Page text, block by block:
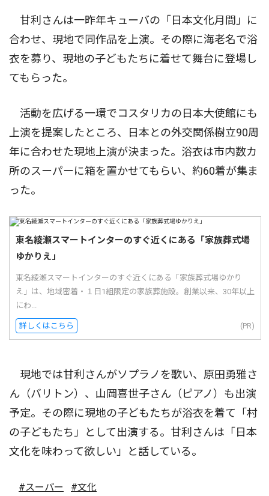
甘利さんは一昨年キューバの「日本文化月間」に
合わせ、現地で同作品を上演。その際に海老名で浴
衣を募り、現地の子どもたちに着せて舞台に登場し
てもらった。
活動を広げる一環でコスタリカの日本大使館にも
上演を提案したところ、日本との外交関係樹立90周
年に合わせた現地上演が決まった。浴衣は市内数カ
所のスーパーに箱を置かせてもらい、約60着が集ま
った。
東名綾瀬スマートインターのすぐ近くにある「家族葬式場
ゆかりえ」
東名綾瀬スマートインターのすぐ近くにある「家族葬式場ゆかり
え」は、地域密着・１日1組限定の家族葬施設。創業以来、30年以上
にわ...
詳しくはこちら (PR)
現地では甘利さんがソプラノを歌い、原田勇雅さ
ん（バリトン）、山岡喜世子さん（ピアノ）も出演
予定。その際に現地の子どもたちが浴衣を着て「村
の子どもたち」として出演する。甘利さんは「日本
文化を味わって欲しい」と話している。
#スーパー #文化